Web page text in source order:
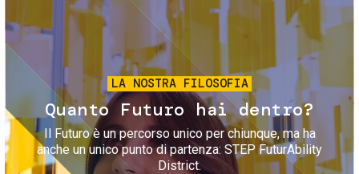
Immagine
LA NOSTRA FILOSOFIA
Quanto Futuro hai dentro?
Il Futuro è un percorso unico per chiunque, ma ha
anche un unico punto di partenza: STEP FuturAbility
District.